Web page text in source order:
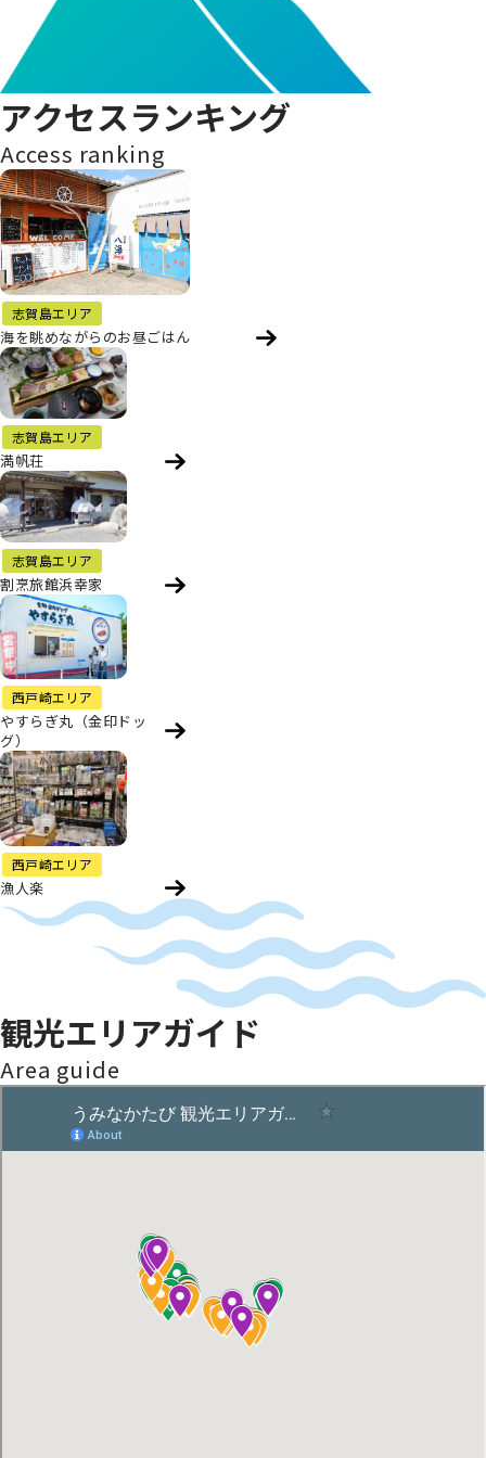
アクセスランキング
Access ranking
志賀島エリア
海を眺めながらのお昼ごはん
志賀島エリア
満帆荘
志賀島エリア
割烹旅館浜幸家
西戸崎エリア
やすらぎ丸（金印ドッ
グ）
西戸崎エリア
漁人楽
観光エリアガイド
Area guide